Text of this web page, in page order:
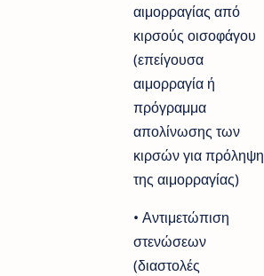
αιμορραγίας από
κιρσούς οισοφάγου
(επείγουσα
αιμορραγία ή
πρόγραμμα
απολίνωσης των
κιρσών για πρόληψη
της αιμορραγίας)
• Αντιμετώπιση
στενώσεων
(διαστολές